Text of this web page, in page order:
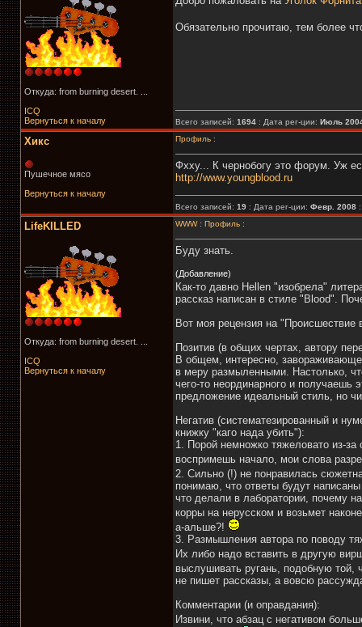
Откуда: from burning desert. ...
ICQ
Вернуться к началу
Обязательно прочитаю, тем более
Всего записей: 1694: Дата рег-ции: Июль
Хикс
Пушечное мясо
Вернуться к началу
Профиль:
Фхху... К чернобогу это форум. Уж
http://www.youngblood.ru
Всего записей: 19: Дата рег-ции: Февр. 2008
LifeKILLED
Откуда: from burning desert. ...
ICQ
Вернуться к началу
WWW: Профиль:
Буду знать.
(Добавление)
Как-то давно Hellen "изобрела"
рассказ написан в стиле "Blood".
Вот моя рецензия на "Происшествие
Позитив (в общих чертах, автору
В общем, интересно,
в меру размыленными. Настолько,
чего-то неординарного и
предложение идеальный стиль, но
Негатив (систематезированный и
книжку "каго нада убить"):
1. Порой немножко тяжеловато из-
воспримешь начало, мои слова
2. Сильно (!) не понравилась
понимаю, что ответы будут
что делали в лаборатории, почему
корры на нерусском и возьмет
а-альше?!
3. Размышления автора по поводу
Их либо надо вставить в другую
выслушивать ругань, подобную той,
не пишет рассказы, а вовсю
Комментарии (и оправдания):
Извини, что абзац с негативом